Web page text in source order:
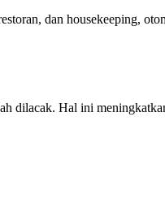
dan housekeeping,
Hal ini